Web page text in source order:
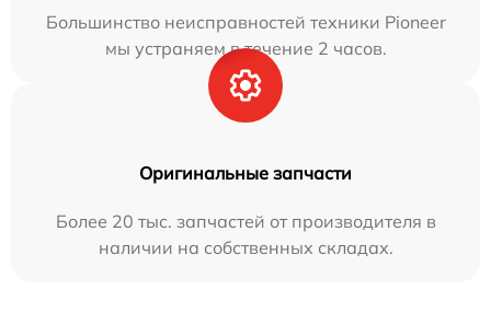
Большинство неисправностей техники Pioneer
мы устраняем в течение 2 часов.
Оригинальные запчасти
Более 20 тыс. запчастей от производителя в
наличии на собственных складах.